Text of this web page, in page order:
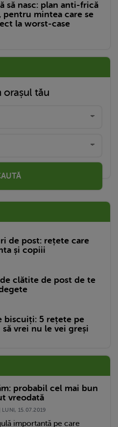
să nasc: plan anti-frică
pentru mintea care se
la worst-case
orașul tău
de post: rețete care
și copiii
clătite de post de te
biscuiți: 5 rețete pe
vrei nu le vei greși
probabil cel mai bun
vreodată
LUNI, 15.07.2019
importantă pe care